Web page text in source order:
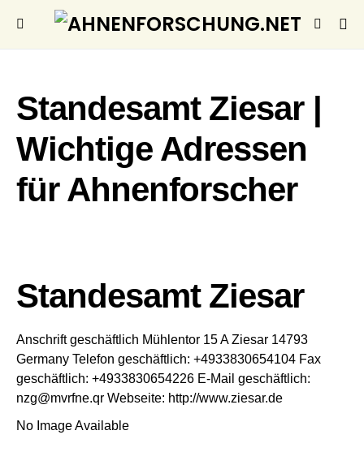
Standesamt Ziesar |
Wichtige Adressen
für Ahnenforscher
Standesamt Ziesar
Anschrift geschäftlich Mühlentor 15 A Ziesar 14793
Germany Telefon geschäftlich: +4933830654104 Fax
geschäftlich: +4933830654226 E-Mail geschäftlich:
nzg@mvrfne.qr Webseite: http://www.ziesar.de
No Image Available